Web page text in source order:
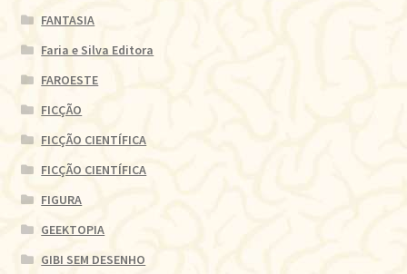
FANTASIA
Faria e Silva Editora
FAROESTE
FICÇÃO
FICÇÃO CIENTÍFICA
FICÇÃO CIENTÍFICA
FIGURA
GEEKTOPIA
GIBI SEM DESENHO